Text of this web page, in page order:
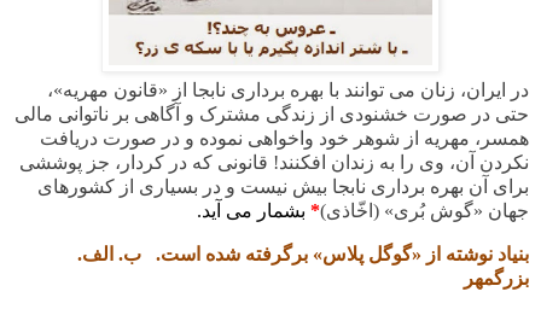
در ایران، زنان می توانند با بهره برداری نابجا از «قانون مهریه»،
حتی در صورت خشنودی از زندگی مشترک و آگاهی بر ناتوانی مالی
همسر، مهریه از شوهر خود واخواهی نموده و در صورت دریافت
نکردن آن، وی را به زندان افکنند! قانونی که در کردار، جز پوششی
برای آن بهره برداری نابجا بیش نیست و در بسیاری از کشورهای
جهان «گوش بُری» (اخّاذی)* بشمار می آید.
بنیاد نوشته از «گوگل پلاس» برگرفته شده است. ب. الف.
بزرگمهر